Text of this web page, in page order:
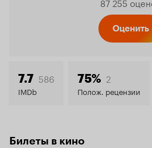
8.3
Оценить
7.7 586
IMDb
75% 2
Полож. рецензии
Билеты в кино